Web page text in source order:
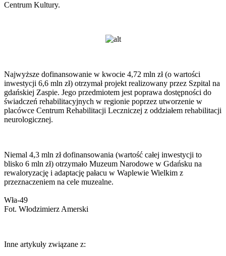
Centrum Kultury.
Najwyższe dofinansowanie w kwocie 4,72 mln zł (o wartości
inwestycji 6,6 mln zł) otrzymał projekt realizowany przez Szpital na
gdańskiej Zaspie. Jego przedmiotem jest poprawa dostępności do
świadczeń rehabilitacyjnych w regionie poprzez utworzenie w
placówce Centrum Rehabilitacji Leczniczej z oddziałem rehabilitacji
neurologicznej.
Niemal 4,3 mln zł dofinansowania (wartość całej inwestycji to
blisko 6 mln zł) otrzymało Muzeum Narodowe w Gdańsku na
rewaloryzację i adaptację pałacu w Waplewie Wielkim z
przeznaczeniem na cele muzealne.
Wła-49
Fot. Włodzimierz Amerski
Inne artykuły związane z: